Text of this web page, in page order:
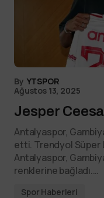
By YTSPOR
Ağustos 13, 2025
Jesper
Antalyaspor,
etti. Trendyol Süper
Antalyaspor,
renklerine bağladı.…
Spor Haberleri